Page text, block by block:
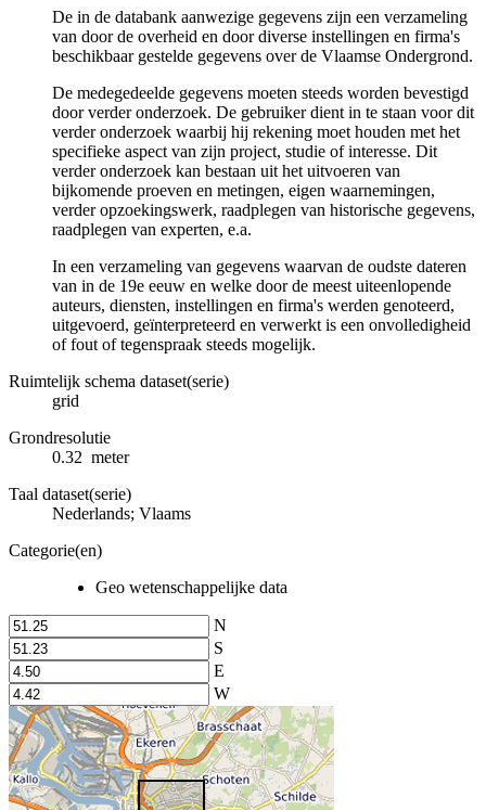
De in de databank aanwezige gegevens zijn een verzameling
van door de overheid en door diverse instellingen en firma's
beschikbaar gestelde gegevens over de Vlaamse Ondergrond.
De medegedeelde gegevens moeten steeds worden bevestigd
door verder onderzoek. De gebruiker dient in te staan voor dit
verder onderzoek waarbij hij rekening moet houden met het
specifieke aspect van zijn project, studie of interesse. Dit
verder onderzoek kan bestaan uit het uitvoeren van
bijkomende proeven en metingen, eigen waarnemingen,
verder opzoekingswerk, raadplegen van historische gegevens,
raadplegen van experten, e.a.
In een verzameling van gegevens waarvan de oudste dateren
van in de 19e eeuw en welke door de meest uiteenlopende
auteurs, diensten, instellingen en firma's werden genoteerd,
uitgevoerd, geïnterpreteerd en verwerkt is een onvolledigheid
of fout of tegenspraak steeds mogelijk.
Ruimtelijk schema dataset(serie)
grid
Grondresolutie
0.32 meter
Taal dataset(serie)
Nederlands; Vlaams
Categorie(en)
Geo wetenschappelijke data
N
S
E
W